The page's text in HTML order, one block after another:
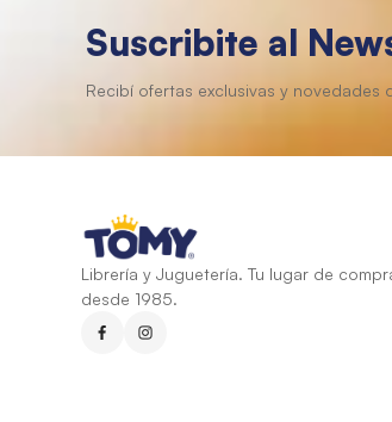
Suscribite al
Librería y Juguetería. Tu lugar de
desde 1985.